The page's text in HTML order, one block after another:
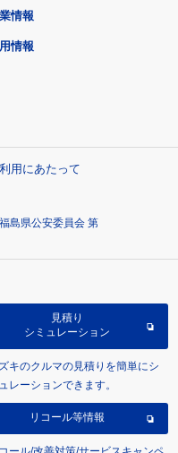
情報
情報
用にあたって
島県公安委員会 第
見積り
シミュレーション
キのクルマの見積りを簡単にシ
レーションできます。
リコール等情報